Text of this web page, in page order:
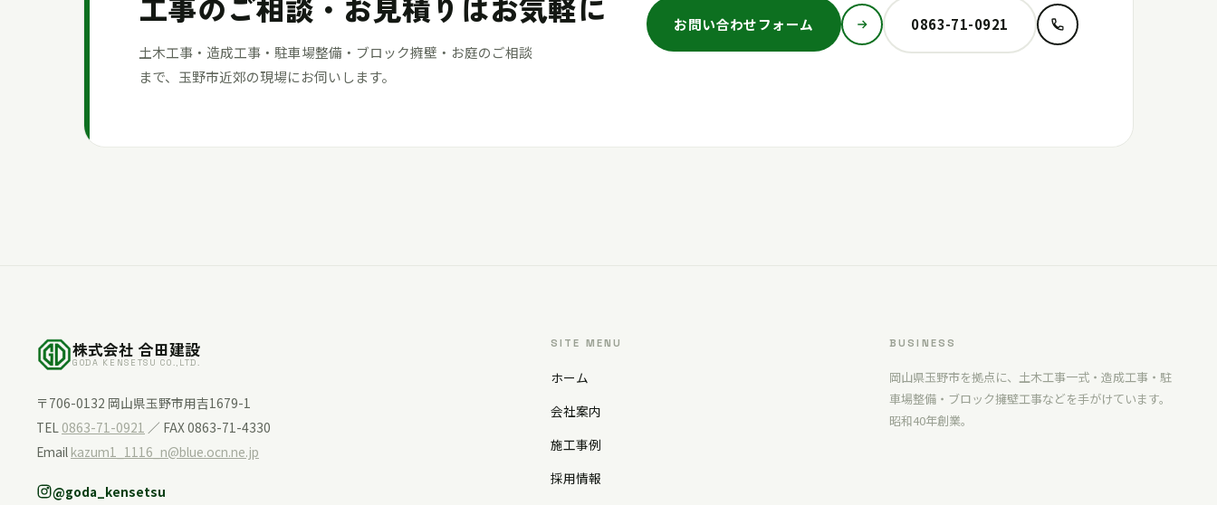
土木工事・造成工事・駐車場整備・ブロック擁壁・お庭のご相談
まで、玉野市近郊の現場にお伺いします。
お問い合わせフォーム 0863-71-0921
株式会社 合田建設
GODA KENSETSU CO.,LTD.
〒706-0132 岡山県玉野市用吉1679-1
TEL 0863-71-0921 ／ FAX 0863-71-4330
Email kazum1_1116_n@blue.ocn.ne.jp
@goda_kensetsu
SITE MENU
ホーム
会社案内
施工事例
採用情報
BUSINESS
岡山県玉野市を拠点に、土木工事一式・造成工事・駐
車場整備・ブロック擁壁工事などを手がけています。
昭和40年創業。